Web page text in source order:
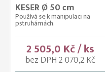
KESER Ø 50 cm
Používá se k manipulaci na
pstruhárnách.
2 505,0 Kč / ks
bez DPH 2 070,2 Kč